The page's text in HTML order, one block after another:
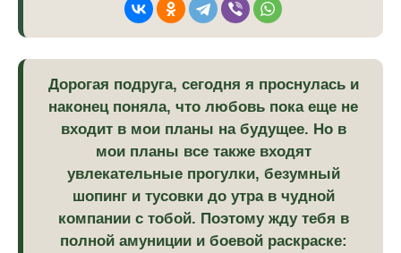
Дорогая подруга, сегодня я проснулась и
наконец поняла, что любовь пока еще не
входит в мои планы на будущее. Но в
мои планы все также входят
увлекательные прогулки, безумный
шопинг и тусовки до утра в чудной
компании с тобой. Поэтому жду тебя в
полной амуниции и боевой раскраске: